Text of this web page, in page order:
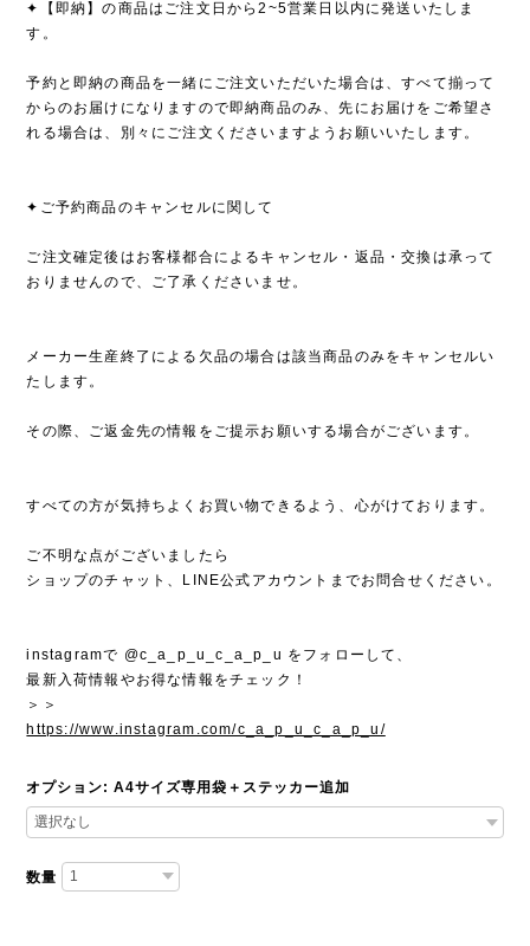
✦【即納】の商品はご注文日から2~5営業日以内に発送いたしま
す。
予約と即納の商品を一緒にご注文いただいた場合は、すべて揃って
からのお届けになりますので即納商品のみ、先にお届けをご希望さ
れる場合は、別々にご注文くださいますようお願いいたします。
✦ご予約商品のキャンセルに関して
ご注文確定後はお客様都合によるキャンセル・返品・交換は承って
おりませんので、ご了承くださいませ。
メーカー生産終了による欠品の場合は該当商品のみをキャンセルい
たします。
その際、ご返金先の情報をご提示お願いする場合がございます。
すべての方が気持ちよくお買い物できるよう、心がけております。
ご不明な点がございましたら
ショップのチャット、LINE公式アカウントまでお問合せください。
instagramで @c_a_p_u_c_a_p_u をフォローして、
最新入荷情報やお得な情報をチェック！
＞＞
https://www.instagram.com/c_a_p_u_c_a_p_u/
オプション: A4サイズ専用袋＋ステッカー追加
数量